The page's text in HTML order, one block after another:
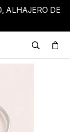
ALHAJERO DE